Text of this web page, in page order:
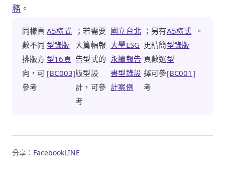
務 。
同樣頁
數不同
排版方
向，可
參考
A5橫式
型錄版
型16頁
[BC003]
；若需要
大篇幅報
告型式的
版型設
計，可參
考
國立台北
大學ESG
永續報告
書型錄設
計案例
；另有
更精簡
頁數選
擇可參
考
A5橫式
型錄版
型
[BC001]
。
分享： FacebookLINE